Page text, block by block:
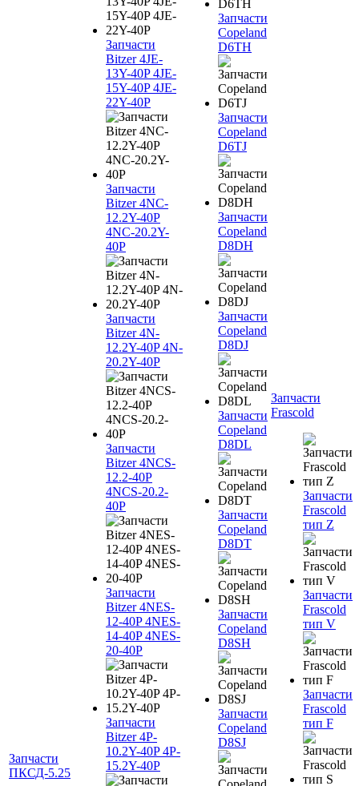
Запчасти
ПКСД-5.25
Запчасти
Bitzer 4JE-
13Y-40P 4JE-
15Y-40P 4JE-
22Y-40P
Запчасти
Bitzer 4NC-
12.2Y-40P
4NC-20.2Y-
40P
Запчасти
Bitzer 4N-
12.2Y-40P 4N-
20.2Y-40P
Запчасти
Bitzer 4NCS-
12.2-40P
4NCS-20.2-
40P
Запчасти
Bitzer 4NES-
12-40P 4NES-
14-40P 4NES-
20-40P
Запчасти
Bitzer 4P-
10.2Y-40P 4P-
15.2Y-40P
Запчасти
Copeland
D6TH
Запчасти
Copeland
D6TJ
Запчасти
Copeland
D8DH
Запчасти
Copeland
D8DJ
Запчасти
Copeland
D8DL
Запчасти
Copeland
D8DT
Запчасти
Copeland
D8SH
Запчасти
Copeland
D8SJ
Запчасти
Frascold
Запчасти
Frascold
тип Z
Запчасти
Frascold
тип V
Запчасти
Frascold
тип F